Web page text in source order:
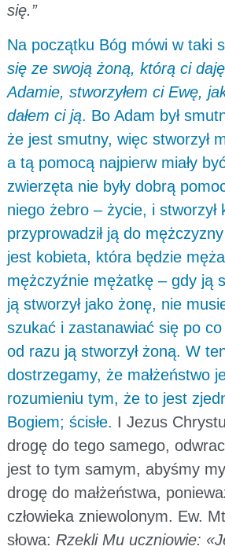
się.”
Na początku Bóg mówi w taki
się ze swoją żoną, którą ci
Adamie, stworzyłem ci Ewę,
dałem ci ją. Bo Adam był
że jest smutny, więc stworzył
a tą pomocą najpierw miały
zwierzęta nie były dobrą
niego żebro – życie, i stworzył
przyprowadził ją do
jest kobieta, która będzie
mężczyźnie mężatkę – gdy ją
ją stworzył jako żonę, nie
szukać i zastanawiać się po
od razu ją stworzył żoną. W
dostrzegamy, że małżeństwo
rozumieniu tym, że to jest
Bogiem; ścisłe. I Jezus
drogę do tego samego,
jest to tym samym, abyśmy
drogę do małżeństwa,
człowieka zniewolonym. Ew.
słowa: Rzekli Mu uczniowie: